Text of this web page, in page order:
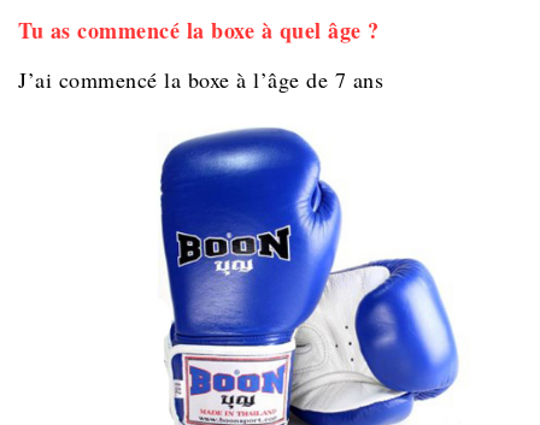
Tu as commencé la boxe à quel âge ?
J’ai commencé la boxe à l’âge de 7 ans